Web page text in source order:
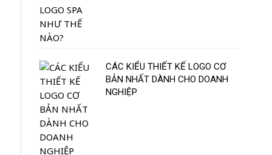
CÁC KIỂU THIẾT KẾ LOGO CƠ
BẢN NHẤT DÀNH CHO DOANH
NGHIỆP